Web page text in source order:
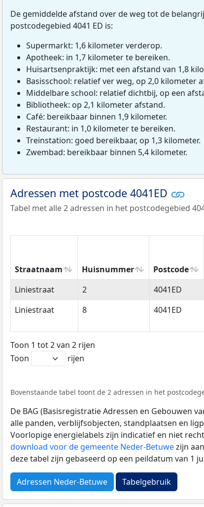
De gemiddelde afstand over de weg tot de
postcodegebied 4041 ED is:
Supermarkt: 1,6 kilometer verderop.
Apotheek: in 1,7 kilometer te bereiken.
Huisartsenpraktijk: met een afstand van 1,8
Basisschool: relatief ver weg, op 2,0 kilometer
Middelbare school: relatief dichtbij, op een
Bibliotheek: op 2,1 kilometer afstand.
Café: bereikbaar binnen 1,9 kilometer.
Restaurant: in 1,0 kilometer te bereiken.
Treinstation: goed bereikbaar, op 1,3 kilometer.
Zwembad: bereikbaar binnen 5,4 kilometer.
Adressen met postcode 4041ED
Tabel met alle 2 adressen in het postcodegebied
Straatnaam Huisnummer Postcode
Straatnaam
Huisnummer Postcode
Liniestraat 2 4041ED
Liniestraat
8 4041ED
Toon 1 tot 2 van 2 rijen
Toon
rijen
Bovenstaande tabel toont de 2 adressen in het
De BAG (Basisregistratie Adressen en Gebouwen
alle panden, verblijfsobjecten, standplaatsen en
Voorlopige energielabels zijn indicatief en niet
download voor de gemeente Neder-Betuwezijn
deze tabel zijn gebaseerd op een peildatum van 1
Adressen Neder-Betuwe Tabelgebruik